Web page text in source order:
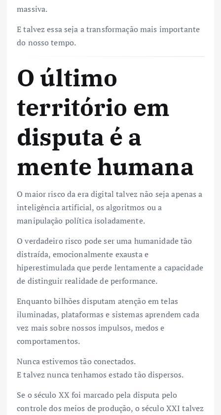
massiva.
E talvez essa seja a transformação mais importante
do nosso tempo.
O último
território em
disputa é a
mente humana
O maior risco da era digital talvez não seja apenas a
inteligência artificial, os algoritmos ou a
manipulação política isoladamente.
O verdadeiro risco pode ser uma humanidade tão
distraída, emocionalmente exausta e
hiperestimulada que perde lentamente a capacidade
de distinguir realidade de performance.
Enquanto bilhões disputam atenção em telas
iluminadas, plataformas e sistemas aprendem cada
vez mais sobre nossos impulsos, medos e
comportamentos.
Nunca estivemos tão conectados.
E talvez nunca tenhamos estado tão dispersos.
Se o século XX foi marcado pela disputa pelo
controle dos meios de produção, o século XXI talvez